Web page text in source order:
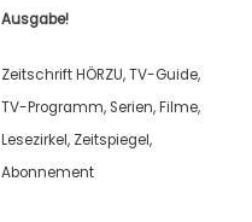
Ausgabe!
Zeitschrift HÖRZU, TV-Guide,
TV-Programm, Serien, Filme,
Lesezirkel, Zeitspiegel,
Abonnement